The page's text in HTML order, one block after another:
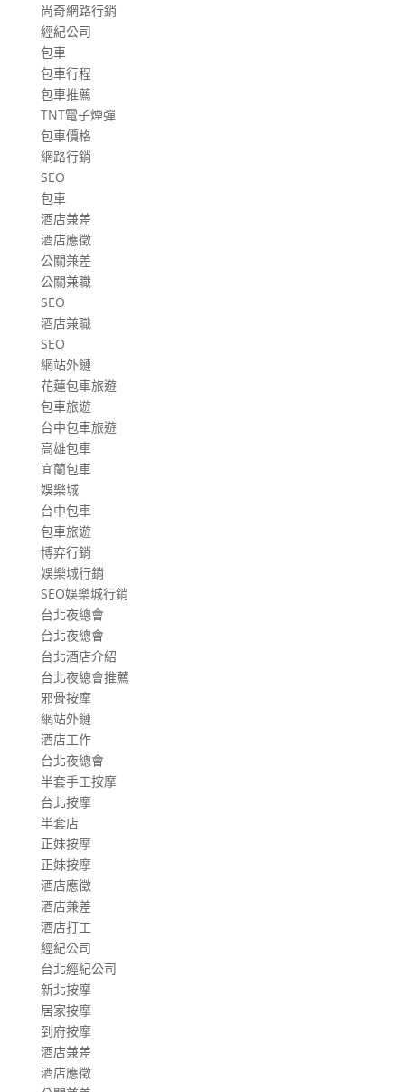
尚奇網路行銷
經紀公司
包車
包車行程
包車推薦
TNT電子煙彈
包車價格
網路行銷
SEO
包車
酒店兼差
酒店應徵
公關兼差
公關兼職
SEO
酒店兼職
SEO
網站外鏈
花蓮包車旅遊
包車旅遊
台中包車旅遊
高雄包車
宜蘭包車
娛樂城
台中包車
包車旅遊
博弈行銷
娛樂城行銷
SEO娛樂城行銷
台北夜總會
台北夜總會
台北酒店介紹
台北夜總會推薦
邪骨按摩
網站外鏈
酒店工作
台北夜總會
半套手工按摩
台北按摩
半套店
正妹按摩
正妹按摩
酒店應徵
酒店兼差
酒店打工
經紀公司
台北經紀公司
新北按摩
居家按摩
到府按摩
酒店兼差
酒店應徵